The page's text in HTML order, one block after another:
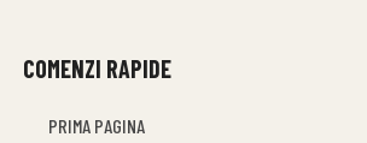
COMENZI RAPIDE
PRIMA PAGINA